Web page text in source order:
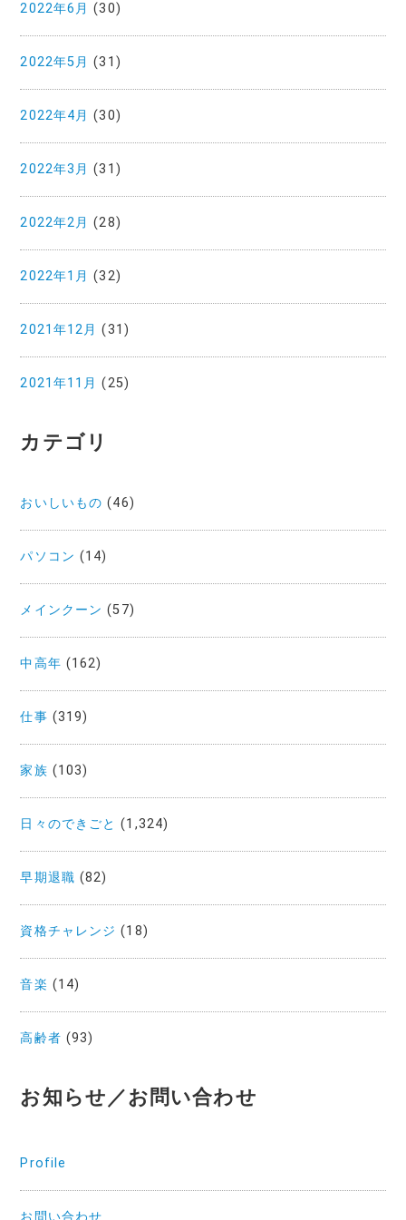
2022年6月 (30)
2022年5月 (31)
2022年4月 (30)
2022年3月 (31)
2022年2月 (28)
2022年1月 (32)
2021年12月 (31)
2021年11月 (25)
カテゴリ
おいしいもの (46)
パソコン (14)
メインクーン (57)
中高年 (162)
仕事 (319)
家族 (103)
日々のできごと (1,324)
早期退職 (82)
資格チャレンジ (18)
音楽 (14)
高齢者 (93)
お知らせ／お問い合わせ
Profile